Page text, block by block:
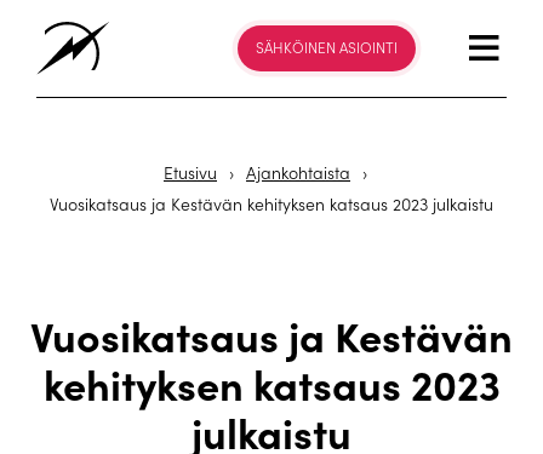
SÄHKÖINEN ASIOINTI
Etusivu › Ajankohtaista
›
Vuosikatsaus ja Kestävän kehityksen katsaus 2023 julkaistu
Vuosikatsaus ja Kestävän
kehityksen katsaus 2023
julkaistu